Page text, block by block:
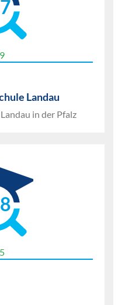
Landau
in der Pfalz